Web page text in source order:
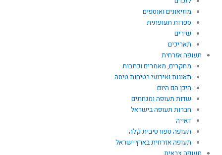
מוזיאונים ואוספים
ספרות תעופתית
שירים
תאריכים
תעופה אזרחית
מחקרים, מאמרים וכתבות
תאונות ואירועי בטיחות טיסה
היכן הם היום
שדות תעופה ומנחתים
חברות תעופה בישראל
דאייה
תעופה ספורטיבית קלה
תעופה אזרחית בארץ ישראל